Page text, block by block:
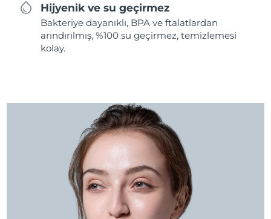
Hijyenik ve su geçirmez
Bakteriye dayanıklı, BPA ve ftalatlardan
arındırılmış, %100 su geçirmez, temizlemesi
kolay.